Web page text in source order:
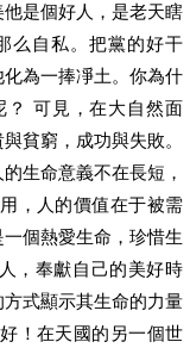
是個好人，是老天瞎
么自私。把黨的好干
為一捧凈土。你為什
？ 可見，在大自然面
貧窮，成功與失敗。
生命意義不在長短，
，人的價值在于被需
個熱愛生命，珍惜生
，奉獻自己的美好時
式顯示其生命的力量
！在天國的另一個世